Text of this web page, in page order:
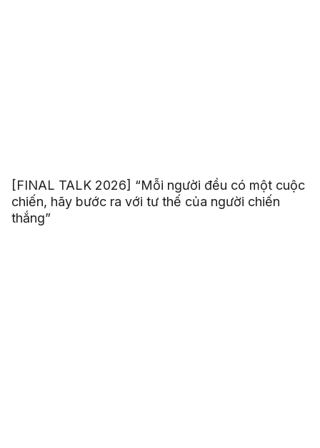
[FINAL TALK 2026] “Mỗi người đều có một cuộc
chiến, hãy bước ra với tư thế của người chiến
thắng”